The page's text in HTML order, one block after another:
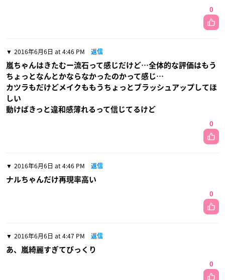
0
2016年6月6日 at 4:46 PM 返信
嵐ちゃんはきたむー流石って感じだけど…全体的な評価はもう
ちょっとなんとかならなかったのかって感じ…
カツラもだけどメイクももうちょっとブラッシュアップしてほ
しい
動けばきっと違和感薄れるって信じてるけど
0
2016年6月6日 at 4:46 PM 返信
ナルちゃんだけ再現率高い
0
2016年6月6日 at 4:47 PM 返信
あ、嵐綺麗すぎてびっくり
0